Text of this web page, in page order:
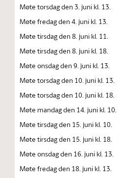
Møte torsdag den 3. juni kl. 13.
Møte fredag den 4. juni kl. 13.
Møte tirsdag den 8. juni kl. 11.
Møte tirsdag den 8. juni kl. 18.
Møte onsdag den 9. juni kl. 13.
Møte torsdag den 10. juni kl. 13.
Møte torsdag den 10. juni kl. 18.
Møte mandag den 14. juni kl. 10.
Møte tirsdag den 15. juni kl. 10.
Møte tirsdag den 15. juni kl. 18.
Møte onsdag den 16. juni kl. 13.
Møte fredag den 18. juni kl. 13.